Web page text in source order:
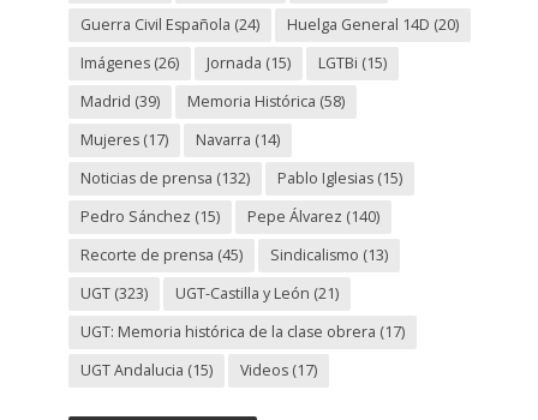
Guerra Civil Española (24) Huelga General 14D (20)
Imágenes(26) Jornada (15) LGTBi (15)
Madrid (39) Memoria Histórica (58)
Mujeres(17) Navarra (14)
Noticias de prensa (132) Pablo Iglesias(15)
Pedro Sánchez (15) Pepe Álvarez (140)
Recorte de prensa (45) Sindicalismo (13)
UGT(323) UGT-Castilla y León (21)
UGT: Memoria histórica de la clase obrera (17)
UGT Andalucia (15) Videos(17)